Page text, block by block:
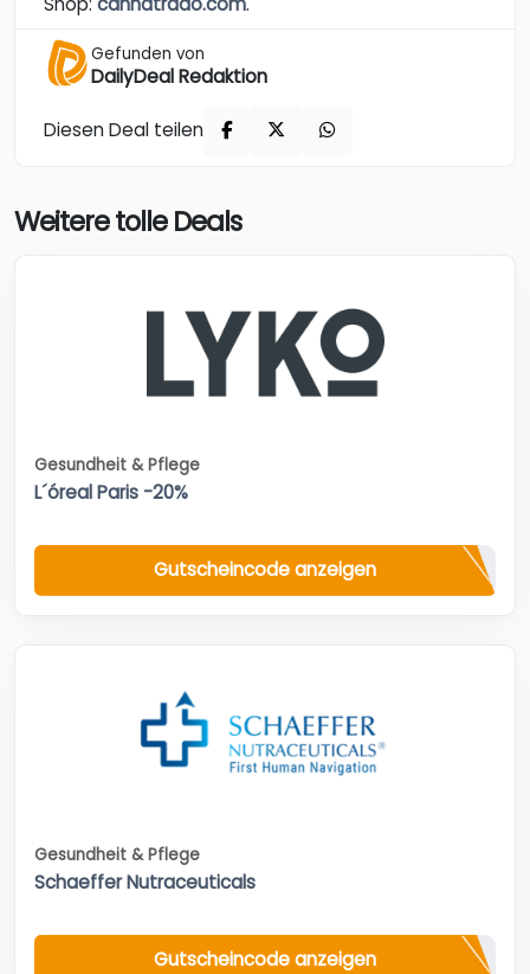
Gefunden von
DailyDeal Redaktion
Diesen Deal teilen
Weitere tolle Deals
Gesundheit & Pflege
L´óreal Paris -20%
Gutscheincode anzeigen
Gesundheit & Pflege
Schaeffer Nutraceuticals
Gutscheincode anzeigen